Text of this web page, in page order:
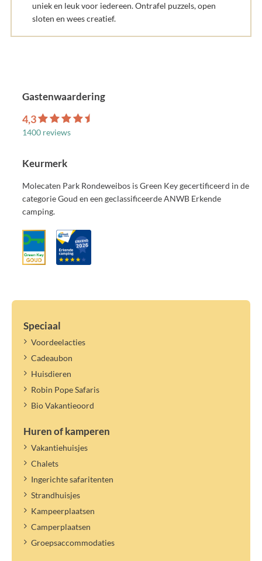
uniek en leuk voor iedereen. Ontrafel puzzels, open
sloten en wees creatief.
Gastenwaardering
4,3
1400 reviews
Keurmerk
Molecaten Park Rondeweibos is Green Key gecertificeerd in de
categorie Goud en een geclassificeerde ANWB Erkende
camping.
Speciaal
Voordeelacties
Cadeaubon
Huisdieren
Robin Pope Safaris
Bio Vakantieoord
Huren of kamperen
Vakantiehuisjes
Chalets
Ingerichte safaritenten
Strandhuisjes
Kampeerplaatsen
Camperplaatsen
Groepsaccommodaties